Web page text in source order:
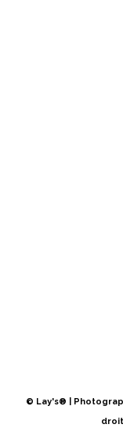
© Lay's® |